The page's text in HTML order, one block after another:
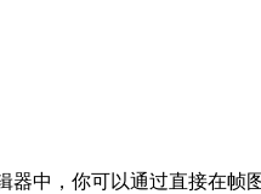
器中，你可以通过直接在帧